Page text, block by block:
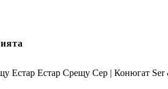
Естар Естар Срещу Сер | Конюгат Ser